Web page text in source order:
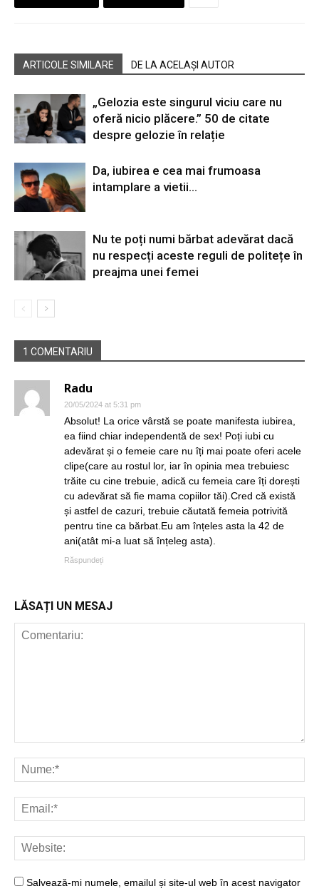
ARTICOLE SIMILARE DE LA ACELAȘI AUTOR
„Gelozia este singurul viciu care nu
oferă nicio plăcere.” 50 de citate
despre gelozie în relație
Da, iubirea e cea mai frumoasa
intamplare a vietii…
Nu te poți numi bărbat adevărat dacă
nu respecți aceste reguli de politețe în
preajma unei femei
1 COMENTARIU
Radu
20/05/2024 at 5:31 pm
Absolut! La orice vârstă se poate manifesta iubirea,
ea fiind chiar independentă de sex! Poți iubi cu
adevărat și o femeie care nu îți mai poate oferi acele
clipe(care au rostul lor, iar în opinia mea trebuiesc
trăite cu cine trebuie, adică cu femeia care îți dorești
cu adevărat să fie mama copiilor tăi).Cred că există
și astfel de cazuri, trebuie căutată femeia potrivită
pentru tine ca bărbat.Eu am înțeles asta la 42 de
ani(atât mi-a luat să înțeleg asta).
Răspundeți
LĂSAȚI UN MESAJ
Salvează-mi numele, emailul și site-ul web în acest navigator